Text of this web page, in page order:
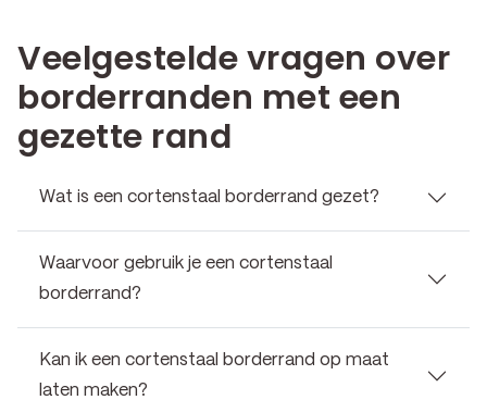
Veelgestelde vragen over
borderranden met een
gezette rand
Wat is een cortenstaal borderrand gezet?
Waarvoor gebruik je een cortenstaal
borderrand?
Kan ik een cortenstaal borderrand op maat
laten maken?